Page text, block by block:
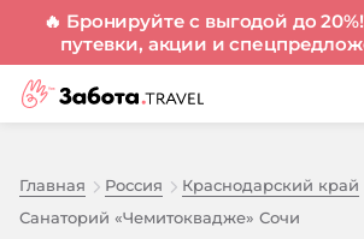
🔥 Бронируйте с выгодой до
путевки, акции и
Главная Россия Краснодарский край
Санаторий «Чемитоквадже» Сочи